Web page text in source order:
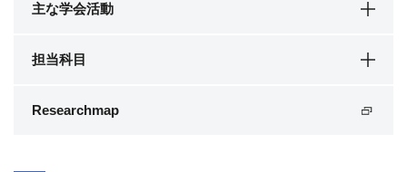
主な学会活動
担当科目
Researchmap